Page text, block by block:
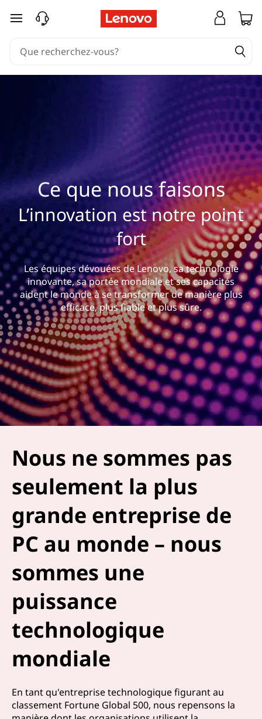
W
o
passer au contenu principal
Ce que nous faisons
L’innovation est notre point
fort
Les équipes dévouées de Lenovo, sa technologie
innovante, sa portée mondiale et ses capacités
aident le monde à se transformer de manière plus
efficace, plus fiable et plus sûre.
Nous ne sommes pas
seulement la plus
grande entreprise de
PC au monde – nous
sommes une
puissance
technologique
mondiale
En tant qu'entreprise technologique figurant au
classement Fortune Global 500, nous repensons la